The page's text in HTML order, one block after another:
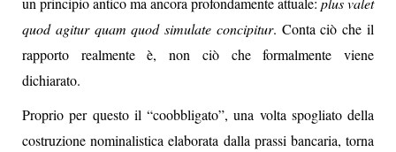
quod agitur quam quod simulate concipitur. Conta ciò che il
rapporto realmente è, non ciò che formalmente viene
dichiarato.
Proprio per questo il “coobbligato”, una volta spogliato della
costruzione nominalistica elaborata dalla prassi bancaria, torna